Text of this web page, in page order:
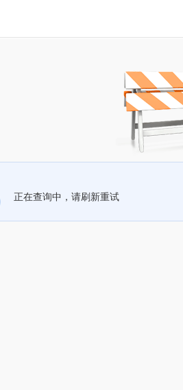
正在查询中，请刷新重试